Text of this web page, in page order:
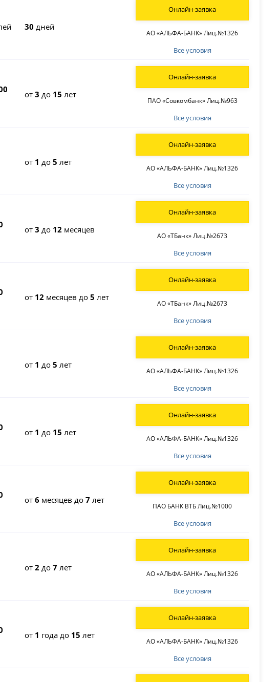
30 дней
Все условия
АО «АЛЬФА-БАНК» Лиц.№1326
Онлайн-заявка
от3 до 15 лет
Все условия
ПАО «Совкомбанк» Лиц.№963
Онлайн-заявка
от 1 до5 лет
Все условия
АО «АЛЬФА-БАНК» Лиц.№1326
Онлайн-заявка
от3 до 12 месяцев
Все условия
АО «ТБанк» Лиц.№2673
Онлайн-заявка
от 12 месяцев до5 лет
Все условия
АО «ТБанк» Лиц.№2673
Онлайн-заявка
от 1 до5 лет
Все условия
АО «АЛЬФА-БАНК» Лиц.№1326
Онлайн-заявка
от 1 до 15 лет
Все условия
АО «АЛЬФА-БАНК» Лиц.№1326
Онлайн-заявка
от6 месяцев до7 лет
Все условия
ПАО БАНК ВТБ Лиц.№1000
Онлайн-заявка
от2 до7 лет
Все условия
АО «АЛЬФА-БАНК» Лиц.№1326
Онлайн-заявка
от 1 года до 15 лет
Все условия
АО «АЛЬФА-БАНК» Лиц.№1326
Онлайн-заявка